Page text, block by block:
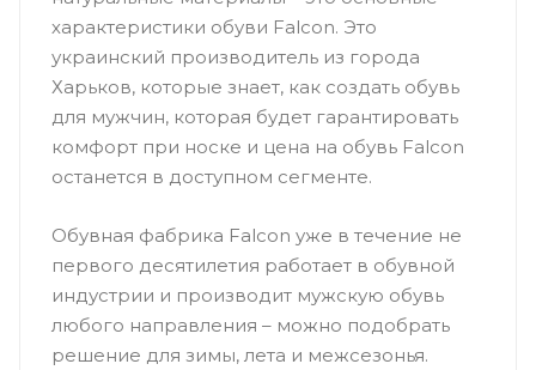
характеристики обуви Falcon. Это
украинский производитель из города
Харьков, которые знает, как создать обувь
для мужчин, которая будет гарантировать
комфорт при носке и цена на обувь Falcon
останется в доступном сегменте.
Обувная фабрика Falcon уже в течение не
первого десятилетия работает в обувной
индустрии и производит мужскую обувь
любого направления – можно подобрать
решение для зимы, лета и межсезонья.